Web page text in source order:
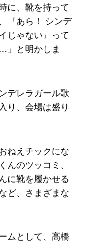
に、靴を持って
『あら！ シンデ
じゃない』って
」と明かしま
デレラガール歌
り、会場は盛り
ねえチックにな
んのツッコミ、
に靴を履かせる
ど、さまざまな
ムとして、高橋